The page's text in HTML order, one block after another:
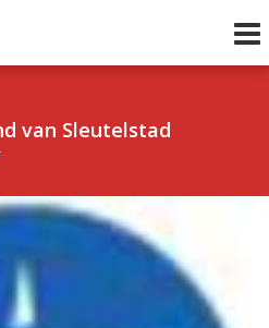
van Sleutelstad
uur 1 van 0 Volgend uur